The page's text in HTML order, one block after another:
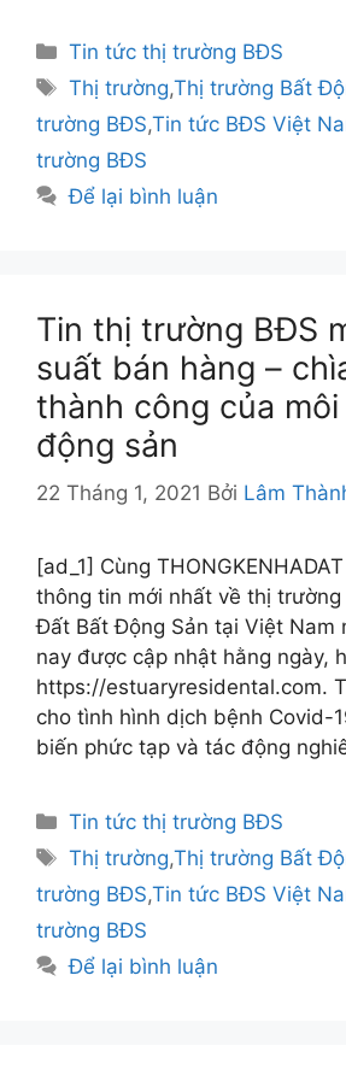
Danh
mục
Tin tức thị trường BĐS
Thẻ
Thị trường,Thị trường Bất
trường BĐS,Tin tức BĐS Việt
trường BĐS
Để lại bình luận
Tin thị trường BĐS
suất bán hàng –
thành công của
động sản
22 Tháng 1, 2021 Bởi Lâm
[ad_1] Cùng
thông tin mới nhất về thị trường
Đất Bất Động Sản tại Việt Nam
nay được cập nhật hằng ngày,
https://estuaryresidental.com.
cho tình hình dịch bệnh Covid-
biến phức tạp và tác động
Danh
mục
Tin tức thị trường BĐS
Thẻ
Thị trường,Thị trường Bất
trường BĐS,Tin tức BĐS Việt
trường BĐS
Để lại bình luận